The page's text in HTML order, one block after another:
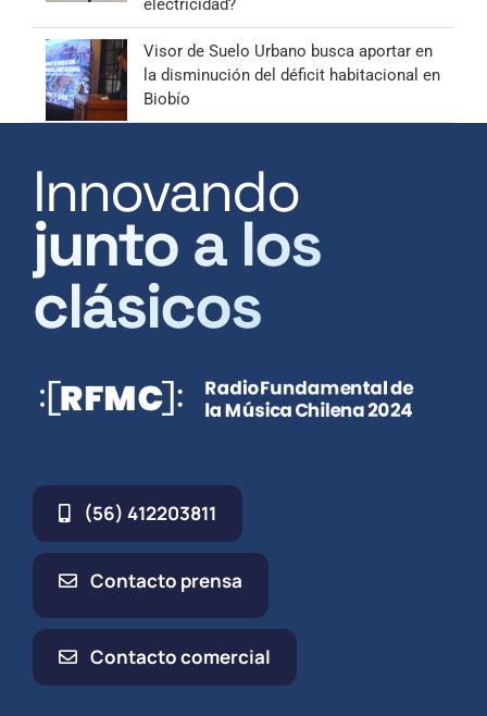
electricidad?
Visor de Suelo Urbano busca aportar en
la disminución del déficit habitacional en
Biobío
Innovando
junto a los
clásicos
(56) 412203811
Contacto prensa
Contacto comercial